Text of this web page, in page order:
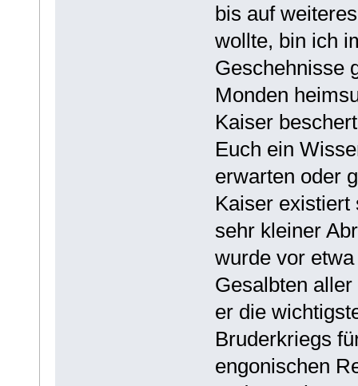
bis auf
wollte, bin ich
Geschehnisse
Monden
Kaiser
Euch ein
erwarten oder
Kaiser existiert
sehr kleiner
wurde vor
Gesalbten
er die
Bruderkriegs
engonischen